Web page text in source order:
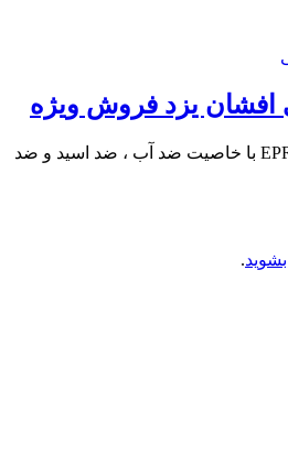
کابل 25*3 لاستیکی افشان EPR با خاصیت ضد آب ، ضد اسید و ضد
.